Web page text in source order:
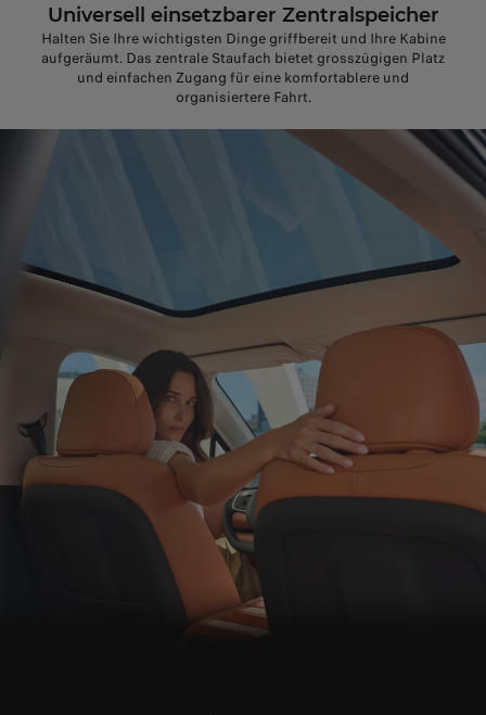
Universell einsetzbarer Zentralspeicher
Halten Sie Ihre wichtigsten Dinge griffbereit und Ihre Kabine
aufgeräumt. Das zentrale Staufach bietet grosszügigen Platz
und einfachen Zugang für eine komfortablere und
organisiertere Fahrt.